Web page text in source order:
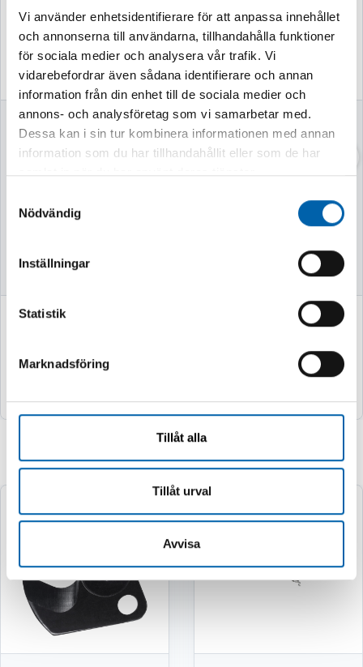
Vi använder enhetsidentifierare för att anpassa innehållet
och annonserna till användarna, tillhandahålla funktioner
för sociala medier och analysera vår trafik. Vi
vidarebefordrar även sådana identifierare och annan
information från din enhet till de sociala medier och
annons- och analysföretag som vi samarbetar med.
Dessa kan i sin tur kombinera informationen med annan
information som du har tillhandahållit eller som de har
samlat in när du har använt deras tjänster.
Nödvändig
Inställningar
Statistik
Marknadsföring
Tillåt alla
Tillåt urval
Avvisa
POSITINSJUS
HÅLLARE JD
L169183
Finns i lager
771 kr
LÅSRING HYLSA 1"
Finns i lager
Relaterade produkter